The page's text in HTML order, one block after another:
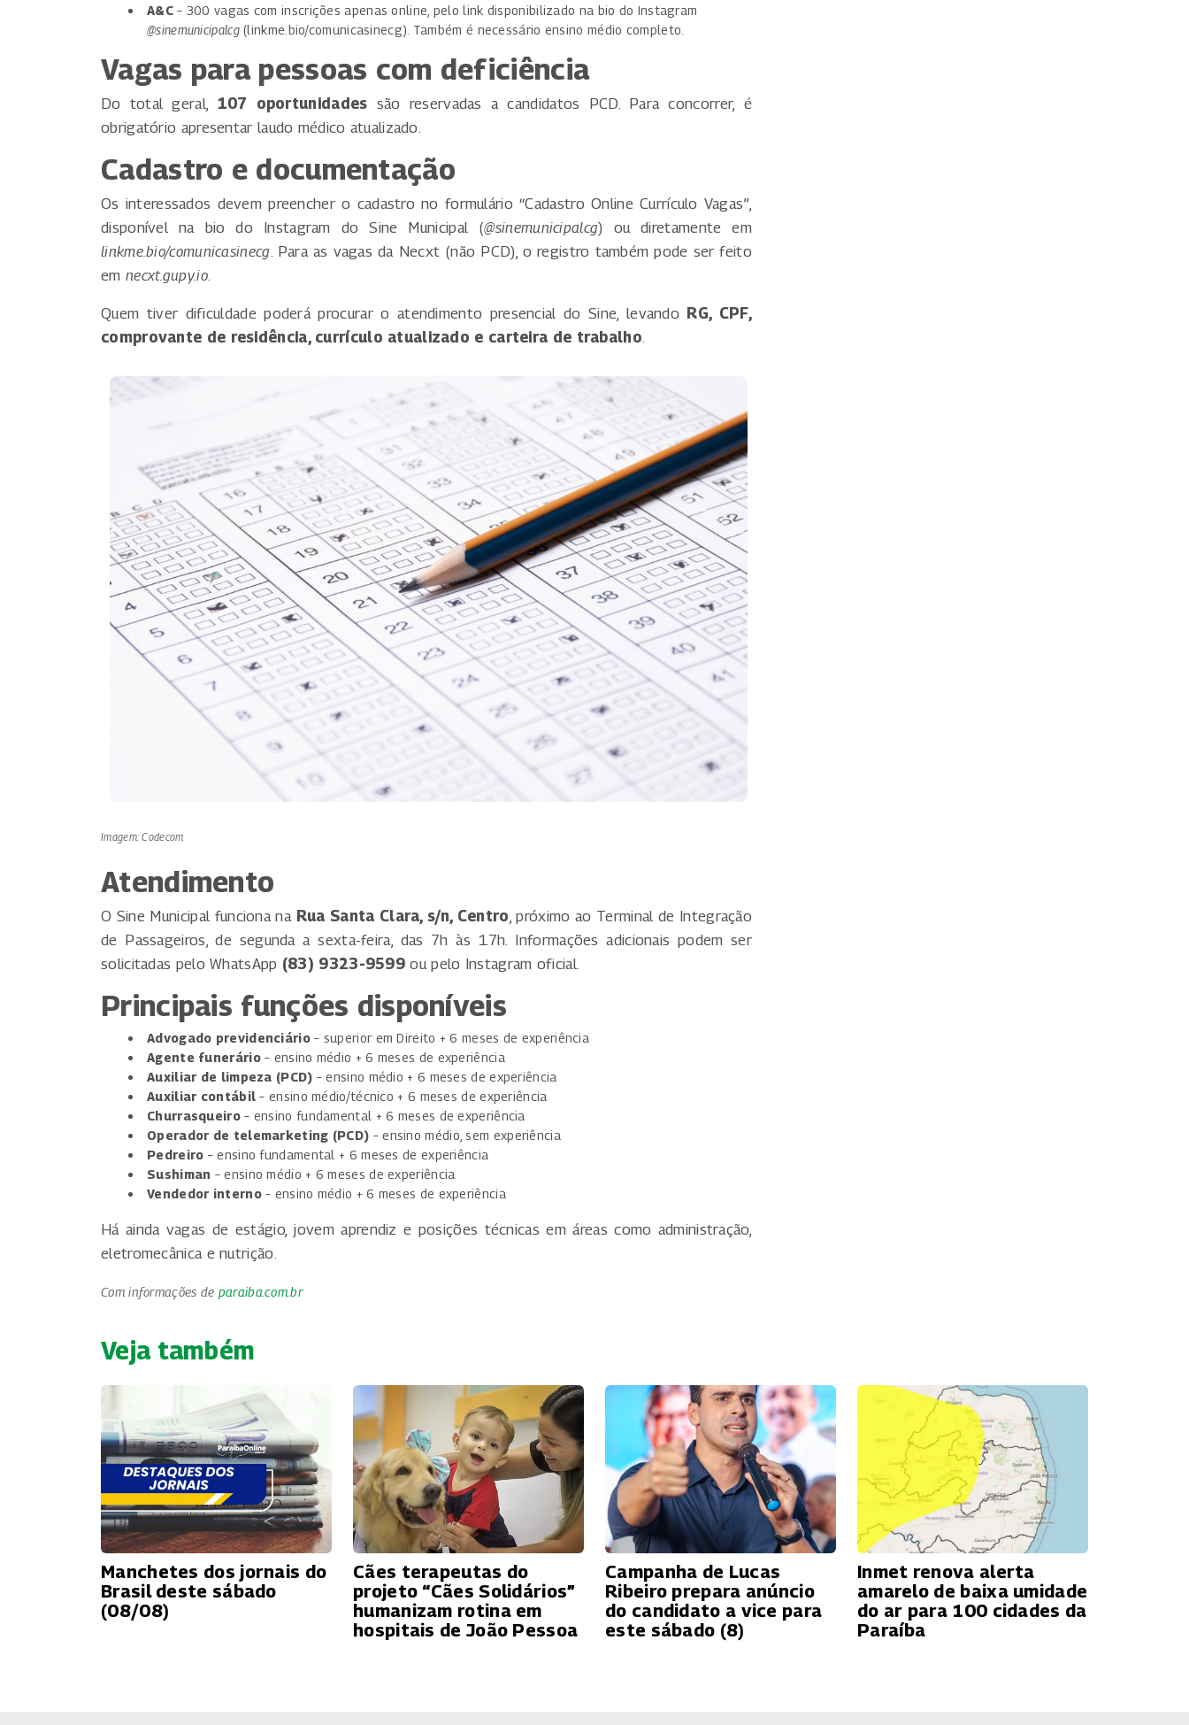
A&C– 300 vagas com inscrições apenas online, pelo link disponibilizado na bio do Instagram
@sinemunicipalcg(linkme.bio/comunicasinecg). Também é necessário ensino médio completo.
Vagas para pessoas com deficiência
Do total geral, 107 oportunidades são reservadas a candidatos PCD. Para concorrer, é
obrigatório apresentar laudo médico atualizado.
Cadastro e documentação
Os interessados devem preencher o cadastro no formulário “Cadastro Online Currículo Vagas”,
disponível na bio do Instagram do Sine Municipal (@sinemunicipalcg) ou diretamente em
linkme.bio/comunicasinecg. Para as vagas da Necxt (não PCD), o registro também pode ser feito
em necxt.gupy.io.
Quem tiver dificuldade poderá procurar o atendimento presencial do Sine, levando RG, CPF,
comprovante de residência, currículo atualizado e carteira de trabalho.
Imagem: Codecom
Atendimento
O Sine Municipal funciona na Rua Santa Clara, s/n, Centro , próximo ao Terminal de Integração
de Passageiros, de segunda a sexta-feira, das 7h às 17h. Informações adicionais podem ser
solicitadas pelo WhatsApp (83) 9323-9599 ou pelo Instagram oficial.
Principais funções disponíveis
Advogado previdenciário– superior em Direito + 6 meses de experiência
Agente funerário– ensino médio + 6 meses de experiência
Auxiliar de limpeza (PCD) – ensino médio + 6 meses de experiência
Auxiliar contábil – ensino médio/técnico + 6 meses de experiência
Churrasqueiro– ensino fundamental + 6 meses de experiência
Operador de telemarketing (PCD) – ensino médio, sem experiência
Pedreiro – ensino fundamental + 6 meses de experiência
Sushiman – ensino médio + 6 meses de experiência
Vendedor interno– ensino médio + 6 meses de experiência
Há ainda vagas de estágio, jovem aprendiz e posições técnicas em áreas como administração,
eletromecânica e nutrição.
Com informações de paraiba.com.br
Veja também
Manchetes dos jornais do
Brasil deste sábado
(08/08)
Cães terapeutas do
projeto “Cães Solidários”
humanizam rotina em
hospitais de João Pessoa
Campanha de Lucas
Ribeiro prepara anúncio
do candidato a vice para
este sábado (8)
Inmet renova alerta
amarelo de baixa umidade
do ar para 100 cidades da
Paraíba